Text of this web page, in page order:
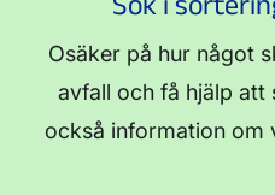
Osäker på hur något
avfall och få hjälp
också information om